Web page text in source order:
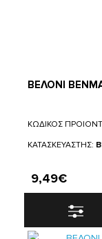
ΒΕΛΟΝΙ
ΚΩΔΙΚΟΣ
ΚΑΤΑΣΚΕΥΑΣΤΗΣ:
9,49€